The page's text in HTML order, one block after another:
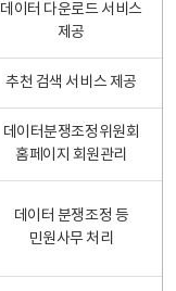
데이터 다운로드 서비스
제공
추천 검색 서비스 제공
데이터분쟁조정위원회
홈페이지 회원관리
데이터 분쟁조정 등
민원사무 처리